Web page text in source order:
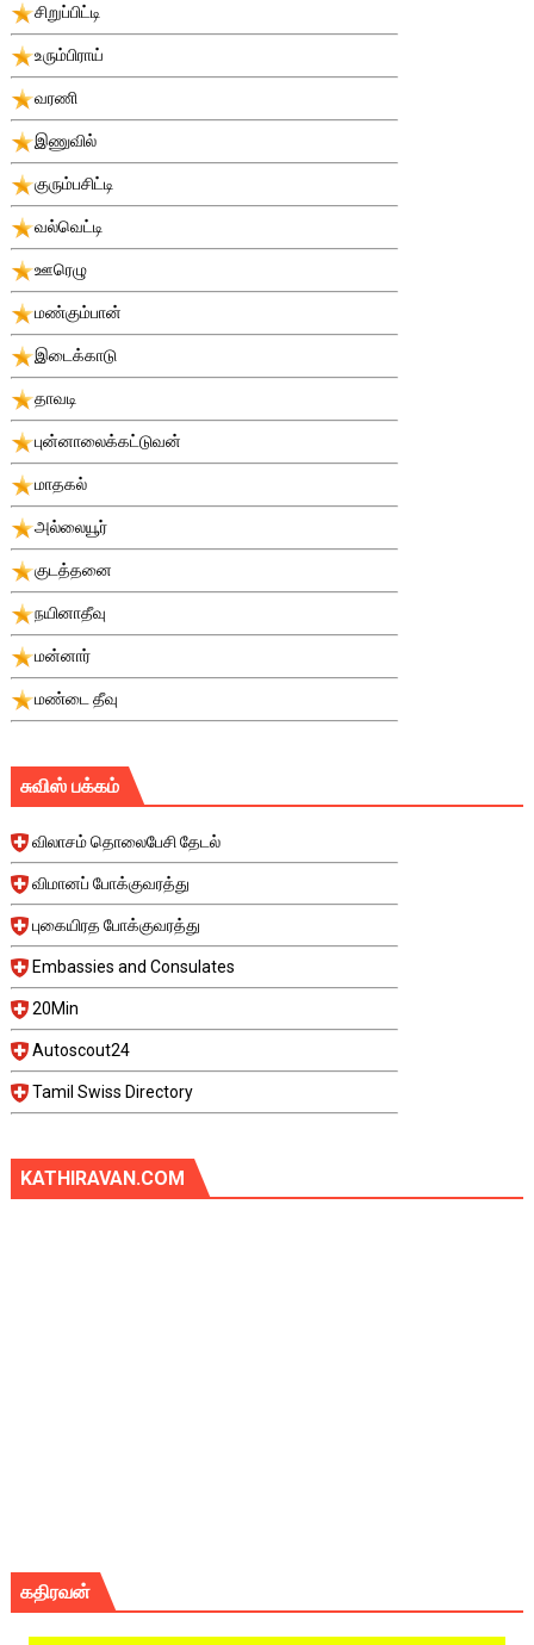
சிறுப்பிட்டி
உரும்பிராய்
வரணி
இணுவில்
குரும்பசிட்டி
வல்வெட்டி
ஊரெழு
மண்கும்பான்
இடைக்காடு
தாவடி
புன்னாலைக்கட்டுவன்
மாதகல்
அல்லையூர்
குடத்தனை
நயினாதீவு
மன்னார்
மண்டை தீவு
சுவிஸ் பக்கம்
விலாசம் தொலைபேசி தேடல்
விமானப் போக்குவரத்து
புகையிரத போக்குவரத்து
Embassies and Consulates
20Min
Autoscout24
Tamil Swiss Directory
KATHIRAVAN.COM
கதிரவன்